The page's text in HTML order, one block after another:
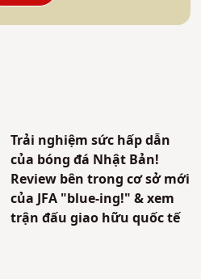
Trải nghiệm sức hấp dẫn
của bóng đá Nhật Bản!
Review bên trong cơ sở mới
của JFA "blue-ing!" & xem
trận đấu giao hữu quốc tế